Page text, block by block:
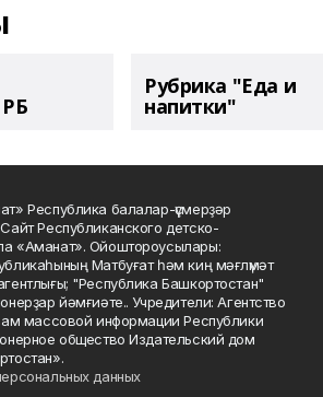
Рубрика "Еда и
напитки"
Республика балалар-үҫмерҙәр
Республиканского детско-
«Аманат». Ойоштороусылары:
Матбуғат һәм киң мәғлүмәт
"Республика Башкортостан"
йәмғиәте.. Учредители: Агентство
массовой информации Республики
общество Издательский дом
данных